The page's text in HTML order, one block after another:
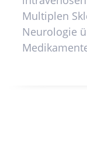
Multiplen
Neurologie